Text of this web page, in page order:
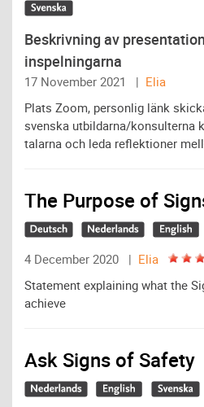
Beskrivning av
inspelningarna
17 November 2021 | Elia
Plats Zoom, personlig länk
svenska utbildarna/konsulterna
talarna och leda reflektioner
The Purpose of
4 December 2020 | Elia
Statement explaining what the
achieve
Ask Signs of Safety